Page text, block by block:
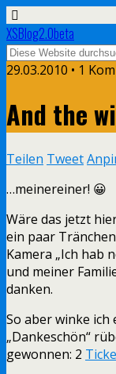
XSBlog2.0beta
29.03.2010 • 1
And the
Teilen Tweet
…meinereiner! 😀
Wäre das jetzt
ein paar
Kamera „Ich hab
und meiner
danken.
So aber winke ich
„Dankeschön“
gewonnen: 2